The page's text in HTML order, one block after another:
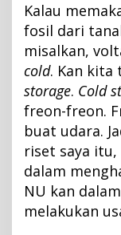
Kalau
fosil dari
misalkan,
cold. Kan kita
storage. Cold
freon-freon.
buat udara.
riset saya
dalam
NU kan
melakukan